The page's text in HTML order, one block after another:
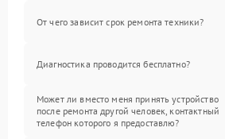
От чего зависит срок ремонта техники?
Диагностика проводится бесплатно?
Может ли вместо меня принять устройство
после ремонта другой человек, контактный
телефон которого я предоставлю?